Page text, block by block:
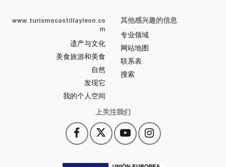
y
León
网
站
门
户
-
www.turismocastillayleon.co
m
遗产与文化
美食旅游和美食
自然
发现它
我的个人空间
其他感兴趣的信息
专业领域
网站地图
联系表
搜索
上关注我们
Facebook
此
链
此
链
YouTube
此
链
Instagram
此
链